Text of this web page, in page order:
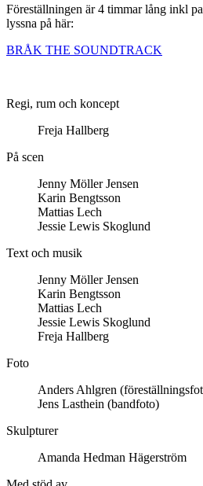
Föreställningen är 4 timmar lång inkl
lyssna på här:
BRÅK THE SOUNDTRACK
Regi, rum och koncept
Freja Hallberg
På scen
Jenny Möller Jensen
Karin Bengtsson
Mattias Lech
Jessie Lewis Skoglund
Text och musik
Jenny Möller Jensen
Karin Bengtsson
Mattias Lech
Jessie Lewis Skoglund
Freja Hallberg
Foto
Anders Ahlgren
Jens Lasthein (bandfoto)
Skulpturer
Amanda Hedman Hägerström